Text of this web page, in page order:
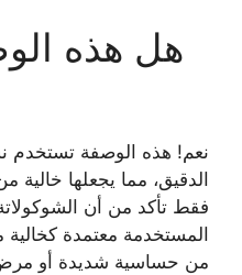
هل هذه
نعم! هذه الوصفة تستخدم
الدقيق، مما يجعلها
فقط تأكد من أن
المستخدمة معتمدة كخالية
من حساسية شديدة أو